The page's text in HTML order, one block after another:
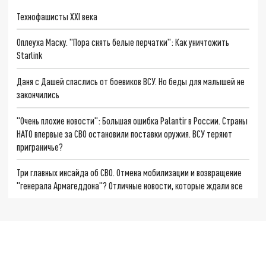
Технофашисты XXI века
Оплеуха Маску. "Пора снять белые перчатки": Как уничтожить
Starlink
Даня с Дашей спаслись от боевиков ВСУ. Но беды для малышей не
закончились
"Очень плохие новости": Большая ошибка Palantir в России. Страны
НАТО впервые за СВО остановили поставки оружия. ВСУ теряют
приграничье?
Три главных инсайда об СВО. Отмена мобилизации и возвращение
"генерала Армагеддона"? Отличные новости, которые ждали все